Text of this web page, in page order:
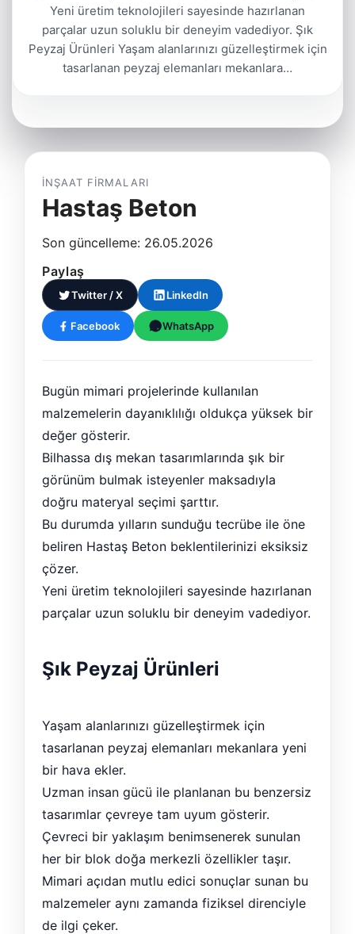
Yeni üretim teknolojileri sayesinde hazırlanan
parçalar uzun soluklu bir deneyim vadediyor. Şık
Peyzaj Ürünleri Yaşam alanlarınızı güzelleştirmek için
tasarlanan peyzaj elemanları mekanlara…
İNŞAAT FIRMALARI
Hastaş Beton
Son güncelleme: 26.05.2026
Paylaş
Twitter / X LinkedIn
Facebook WhatsApp
Bugün mimari projelerinde kullanılan
malzemelerin dayanıklılığı oldukça yüksek bir
değer gösterir.
Bilhassa dış mekan tasarımlarında şık bir
görünüm bulmak isteyenler maksadıyla
doğru materyal seçimi şarttır.
Bu durumda yılların sunduğu tecrübe ile öne
beliren Hastaş Beton beklentilerinizi eksiksiz
çözer.
Yeni üretim teknolojileri sayesinde hazırlanan
parçalar uzun soluklu bir deneyim vadediyor.
Şık Peyzaj Ürünleri
Yaşam alanlarınızı güzelleştirmek için
tasarlanan peyzaj elemanları mekanlara yeni
bir hava ekler.
Uzman insan gücü ile planlanan bu benzersiz
tasarımlar çevreye tam uyum gösterir.
Çevreci bir yaklaşım benimsenerek sunulan
her bir blok doğa merkezli özellikler taşır.
Mimari açıdan mutlu edici sonuçlar sunan bu
malzemeler aynı zamanda fiziksel direnciyle
de ilgi çeker.